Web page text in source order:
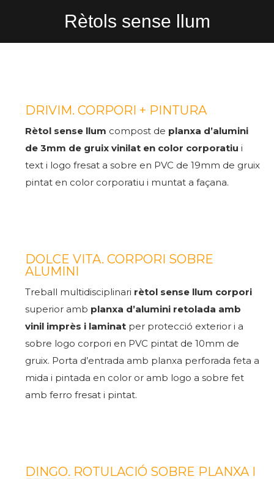
Rètols sense llum
DRIVIM. CORPORI + PINTURA
Rètol sense llum compost de planxa d’alumini
de 3mm de gruix vinilat en color corporatiu i
text i logo fresat a sobre en PVC de 19mm de gruix
pintat en color corporatiu i muntat a façana.
DOLCE VITA. CORPORI SOBRE
ALUMINI
Treball multidisciplinari rètol sense llum corpori
superior amb planxa d’alumini retolada amb
vinil imprès i laminatper protecció exterior i a
sobre logo corpori en PVC pintat de 10mm de
gruix. Porta d’entrada amb planxa perforada feta a
mida i pintada en color or amb logo a sobre fet
amb ferro fresat i pintat.
DINGO. ROTULACIÓ SOBRE PLANXA I